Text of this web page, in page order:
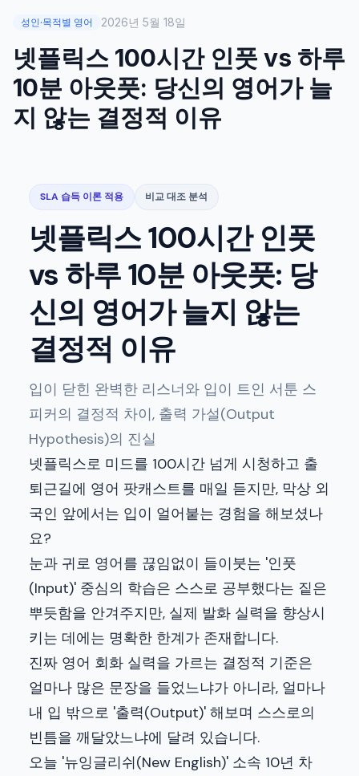
성인·목적별 영어 2026년 5월 18일
넷플릭스 100시간 인풋 vs 하루
10분 아웃풋: 당신의 영어가 늘
지 않는 결정적 이유
SLA 습득 이론 적용 비교 대조 분석
넷플릭스 100시간 인풋
vs 하루 10분 아웃풋: 당
신의 영어가 늘지 않는
결정적 이유
입이 닫힌 완벽한 리스너와 입이 트인 서툰 스
피커의 결정적 차이, 출력 가설(Output
Hypothesis)의 진실
넷플릭스로 미드를 100시간 넘게 시청하고 출
퇴근길에 영어 팟캐스트를 매일 듣지만, 막상 외
국인 앞에서는 입이 얼어붙는 경험을 해보셨나
요?
눈과 귀로 영어를 끊임없이 들이붓는 '인풋
(Input)' 중심의 학습은 스스로 공부했다는 짙은
뿌듯함을 안겨주지만, 실제 발화 실력을 향상시
키는 데에는 명확한 한계가 존재합니다.
진짜 영어 회화 실력을 가르는 결정적 기준은
얼마나 많은 문장을 들었느냐가 아니라, 얼마나
내 입 밖으로 '출력(Output)' 해보며 스스로의
빈틈을 깨달았느냐에 달려 있습니다.
오늘 '뉴잉글리쉬(New English)' 소속 10년 차